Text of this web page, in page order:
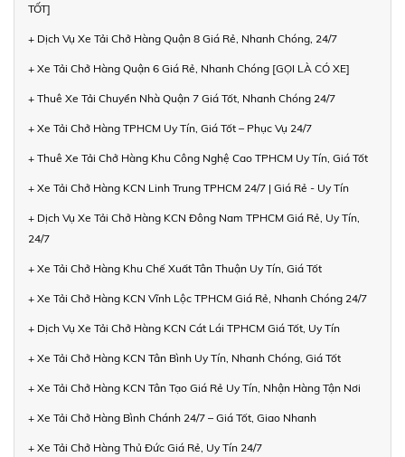
TỐT]
+ Dịch Vụ Xe Tải Chở Hàng Quận 8 Giá Rẻ, Nhanh Chóng, 24/7
+ Xe Tải Chở Hàng Quận 6 Giá Rẻ, Nhanh Chóng [GỌI LÀ CÓ XE]
+ Thuê Xe Tải Chuyển Nhà Quận 7 Giá Tốt, Nhanh Chóng 24/7
+ Xe Tải Chở Hàng TPHCM Uy Tín, Giá Tốt – Phục Vụ 24/7
+ Thuê Xe Tải Chở Hàng Khu Công Nghệ Cao TPHCM Uy Tín, Giá Tốt
+ Xe Tải Chở Hàng KCN Linh Trung TPHCM 24/7 | Giá Rẻ - Uy Tín
+ Dịch Vụ Xe Tải Chở Hàng KCN Đông Nam TPHCM Giá Rẻ, Uy Tín,
24/7
+ Xe Tải Chở Hàng Khu Chế Xuất Tân Thuận Uy Tín, Giá Tốt
+ Xe Tải Chở Hàng KCN Vĩnh Lộc TPHCM Giá Rẻ, Nhanh Chóng 24/7
+ Dịch Vụ Xe Tải Chở Hàng KCN Cát Lái TPHCM Giá Tốt, Uy Tín
+ Xe Tải Chở Hàng KCN Tân Bình Uy Tín, Nhanh Chóng, Giá Tốt
+ Xe Tải Chở Hàng KCN Tân Tạo Giá Rẻ Uy Tín, Nhận Hàng Tận Nơi
+ Xe Tải Chở Hàng Bình Chánh 24/7 – Giá Tốt, Giao Nhanh
+ Xe Tải Chở Hàng Thủ Đức Giá Rẻ, Uy Tín 24/7